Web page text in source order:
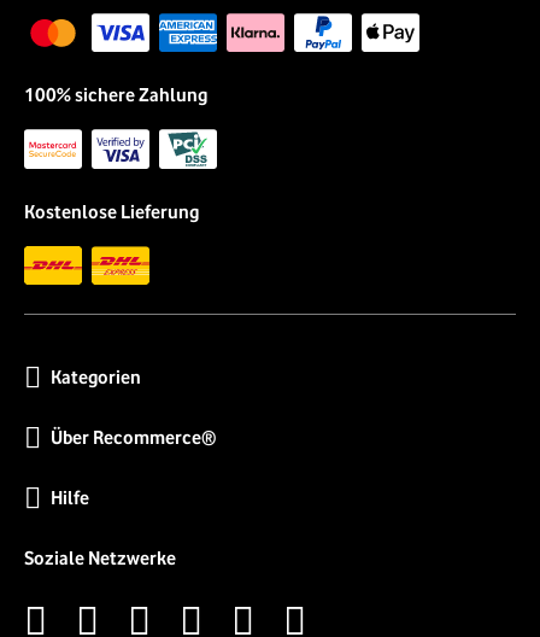
100% sichere Zahlung
Kostenlose Lieferung
Kategorien
Über Recommerce®
Hilfe
Soziale Netzwerke